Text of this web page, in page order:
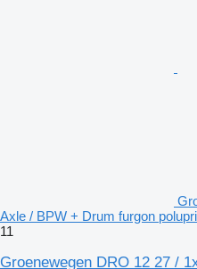
Axle / BPW + Drum furgon
11
Groenewegen DRO 12 27 /